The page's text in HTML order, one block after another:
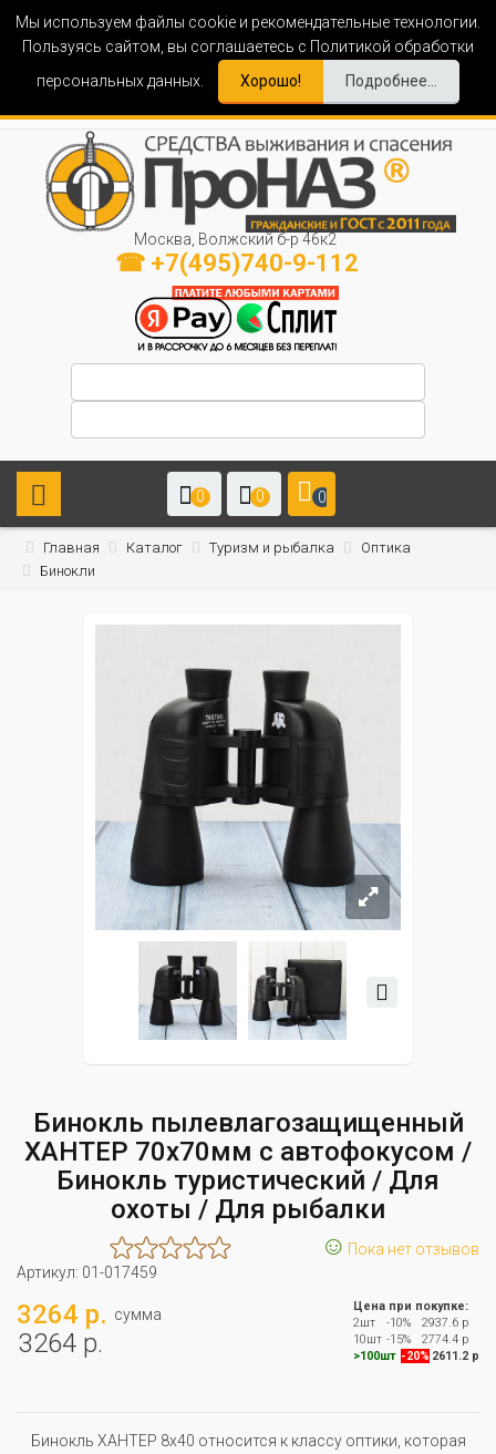
Мы используем файлы cookie и рекомендательные технологии.
Пользуясь сайтом, вы соглашаетесь с Политикой обработки
персональных данных.
Хорошо! Подробнее...
Москва, Волжский б-р 46к2
☎ +7(495)740-9-112
0 0 0
Главная Каталог Туризм и рыбалка
Оптика
Бинокли
Бинокль пылевлагозащищенный
ХАНТЕР 70х70мм с автофокусом /
Бинокль туристический / Для
охоты / Для рыбалки
☺ Пока нет отзывов
Артикул: 01-017459
3264 р. сумма
3264 р.
Цена при покупке:
2шт
-10%
2937.6 р
10шт -15%
2774.4 р
>100шт -20% 2611.2 р
Бинокль ХАНТЕР 8x40 относится к классу оптики, которая